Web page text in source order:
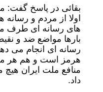
بقائی در پاسخ گفت:
اولا از مردم و
های رسانه ای طرف
بارها مواضع ضد و
رسانه ای انجام می
هرمز است و هم هر
منافع ملت ایران هیچ
داد.